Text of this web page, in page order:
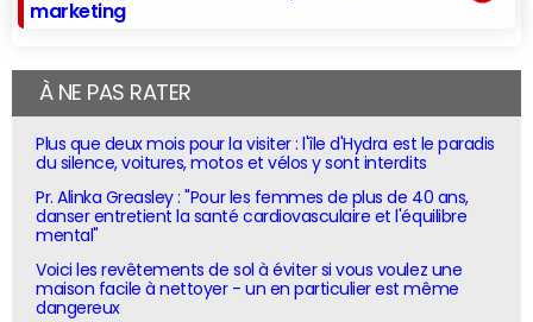
marketing
À NE PAS RATER
Plus que deux mois pour la visiter : l'île d'Hydra est le paradis
du silence, voitures, motos et vélos y sont interdits
Pr. Alinka Greasley : "Pour les femmes de plus de 40 ans,
danser entretient la santé cardiovasculaire et l'équilibre
mental"
Voici les revêtements de sol à éviter si vous voulez une
maison facile à nettoyer - un en particulier est même
dangereux